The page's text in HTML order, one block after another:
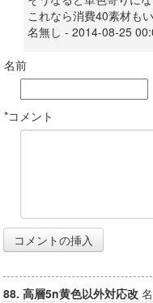
これなら消費40素材も
名無し - 2014-08-25
名前
*コメント
88. 高層5n黄色以外対応改